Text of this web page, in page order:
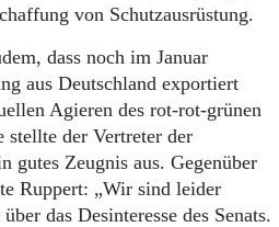
von Schutzausrüstung.
dass noch im Januar
aus Deutschland exportiert
Agieren des rot-rot-grünen
stellte der Vertreter der
gutes Zeugnis aus. Gegenüber
Ruppert: „Wir sind leider
das Desinteresse des Senats.